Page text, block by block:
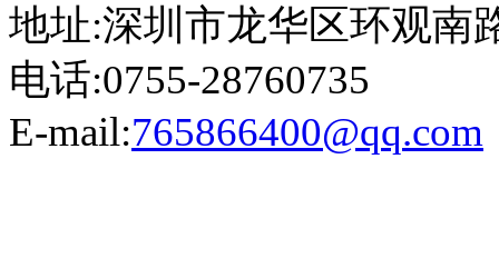
地址:深圳市龙华区环观南
电话:0755-28760735
E-mail:765866400@qq.com